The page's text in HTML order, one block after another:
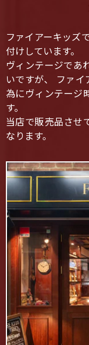
ファイアーキッズ
付けしています。
ヴィンテージであ
いですが、 ファイ
為にヴィンテージ
す。
当店で販売品させ
なります。